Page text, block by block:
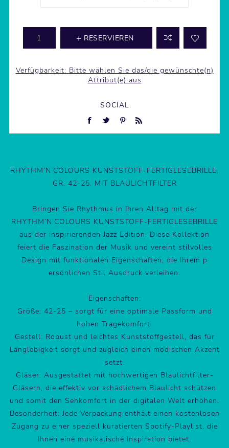
RESERVIEREN
Verfügbarkeit: Bitte wählen Sie das/die gewünschte(n)
Attribut(e) aus
SOCIAL
RHYTHM’N’COLOURS KUNSTSTOFF-FERTIGLESEBRILLE,
GR. 42-25, MIT BLAULICHTFILTER
Bringen Sie Rhythmus in Ihren Alltag mit der
RHYTHM’N’COLOURS KUNSTSTOFF-FERTIGLESEBRILLE
aus der inspirierenden Jazz Edition. Diese Kollektion
feiert die Faszination der Musik und vereint stilvolles
Design mit funktionalen Eigenschaften, die Ihrem p
ersönlichen Stil Ausdruck verleihen.
Eigenschaften:
Größe: 42-25 – sorgt für eine optimale Passform und
hohen Tragekomfort.
Gestell: Robust und leichtes Kunststoffgestell, das für
Langlebigkeit sorgt und zugleich einen modischen Akzent
setzt.
Gläser: Ausgestattet mit hochwertigen Blaulichtfilter-
Gläsern, die effektiv vor schädlichem Blaulicht schützen
und somit den Sehkomfort in der digitalen Welt erhöhen.
Besonderheit: Jede Verpackung enthält einen kostenlosen
Zugang zu einer speziell kuratierten Spotify-Playlist, die
Ihnen eine musikalische Inspiration bietet.